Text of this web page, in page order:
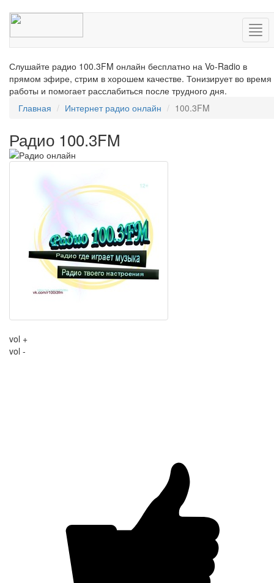
Слушайте радио 100.3FM онлайн бесплатно на Vo-Radio в
прямом эфире, стрим в хорошем качестве. Тонизирует во время
работы и помогает расслабиться после трудного дня.
Главная
Интернет радио онлайн 100.3FM
Радио 100.3FM
vol +
vol -